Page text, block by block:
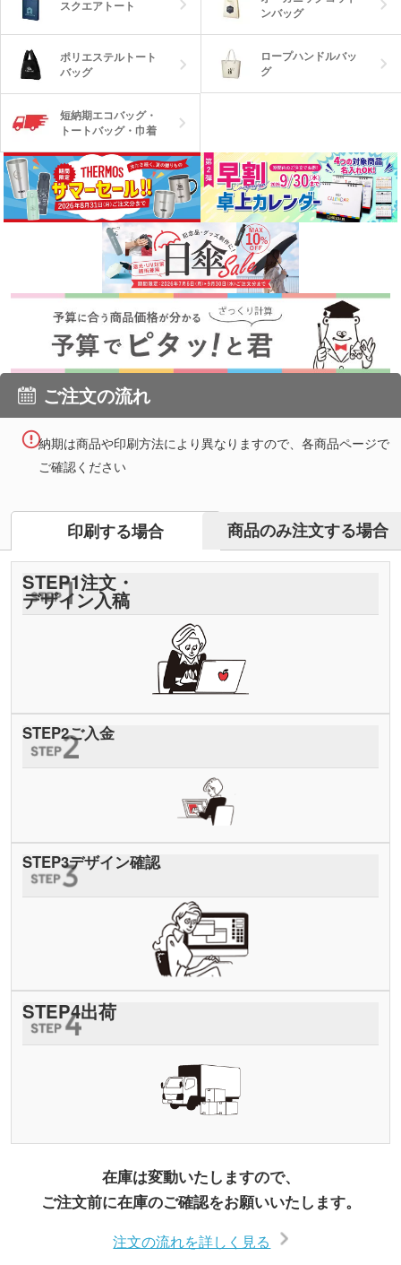
スクエアトート
ンバッグ
ポリエステルトート
バッグ
ロープハンドルバッ
グ
短納期エコバッグ・
トートバッグ・巾着
ご注文の流れ
納期は商品や印刷方法により異なりますので、各商品ページで
ご確認ください
印刷する場合 商品のみ注文する場合
STEP1注文・
デザイン入稿
STEP2ご入金
STEP3デザイン確認
STEP4出荷
在庫は変動いたしますので、
ご注文前に在庫のご確認をお願いいたします。
注文の流れを詳しく見る